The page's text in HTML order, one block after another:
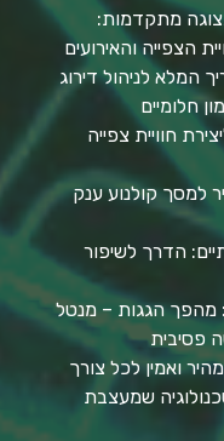
מתקדמות:
הצפייה והאירועים
המלא לניהול דירוג
חלומיים
חוויית צפייה
למסך קולנוע ענק
הדרך לשיפור
מהפך הגגות – מנטל
פסיבית
ואמין לכל צורך
שמעצבת